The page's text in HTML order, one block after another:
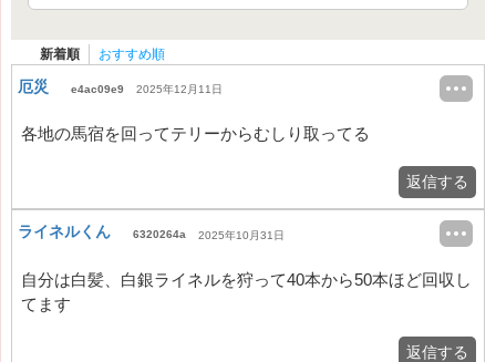
新着順 おすすめ順
厄災 e4ac09e9 2025年12月11日
各地の馬宿を回ってテリーからむしり取ってる
返信する
ライネルくん 6320264a 2025年10月31日
自分は白髪、白銀ライネルを狩って40本から50本ほど回収し
てます
返信する